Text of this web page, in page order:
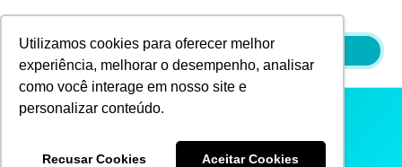
Utilizamos cookies para oferecer melhor
experiência, melhorar o desempenho, analisar
como você interage em nosso site e
personalizar conteúdo.
Recusar Cookies Aceitar Cookies
conteúdo